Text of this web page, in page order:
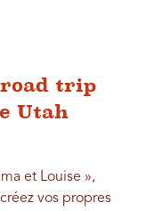
road trip
Utah
et Louise »,
vos propres